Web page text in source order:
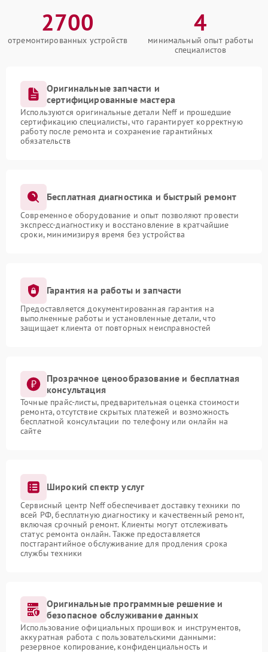
2700
отремонтированных устройств
4
минимальный опыт работы
специалистов
Оригинальные запчасти и
сертифицированные мастера
Используются оригинальные детали Neff и прошедшие
сертификацию специалисты, что гарантирует корректную
работу после ремонта и сохранение гарантийных
обязательств
Бесплатная диагностика и быстрый ремонт
Современное оборудование и опыт позволяют провести
экспресс-диагностику и восстановление в кратчайшие
сроки, минимизируя время без устройства
Гарантия на работы и запчасти
Предоставляется документированная гарантия на
выполненные работы и установленные детали, что
защищает клиента от повторных неисправностей
Прозрачное ценообразование и бесплатная
консультация
Точные прайс-листы, предварительная оценка стоимости
ремонта, отсутствие скрытых платежей и возможность
бесплатной консультации по телефону или онлайн на
сайте
Широкий спектр услуг
Сервисный центр Neff обеспечивает доставку техники по
всей РФ, бесплатную диагностику и качественный ремонт,
включая срочный ремонт. Клиенты могут отслеживать
статус ремонта онлайн. Также предоставляется
постгарантийное обслуживание для продления срока
службы техники
Оригинальные программные решение и
безопасное обслуживание данных
Использование официальных прошивок и инструментов,
аккуратная работа с пользовательскими данными:
резервное копирование, конфиденциальность и